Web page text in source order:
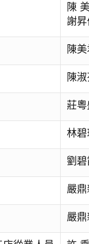
陳
謝昇
陳
陳
莊粵
林
劉碧
嚴
嚴